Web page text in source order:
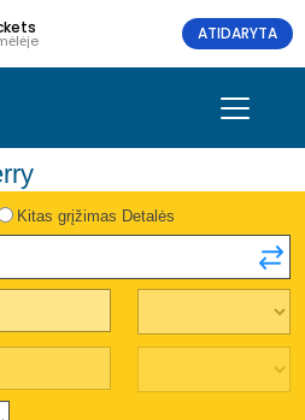
ATIDARYTA
Kitas grįžimas Detalės